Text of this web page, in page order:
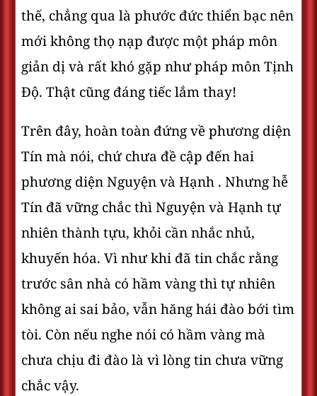
thế, chẳng qua là phước đức thiển bạc nên
mới không thọ nạp được một pháp môn
giản dị và rất khó gặp như pháp môn Tịnh
Ðộ. Thật cũng đáng tiếc lắm thay!
Trên đây, hoàn toàn đứng về phương diện
Tín mà nói, chứ chưa đề cập đến hai
phương diện Nguyện và Hạnh . Nhưng hễ
Tín đã vững chắc thì Nguyện và Hạnh tự
nhiên thành tựu, khỏi cần nhắc nhủ,
khuyến hóa. Vì như khi đã tin chắc rằng
trước sân nhà có hầm vàng thì tự nhiên
không ai sai bảo, vẫn hăng hái đào bới tìm
tòi. Còn nếu nghe nói có hầm vàng mà
chưa chịu đi đào là vì lòng tin chưa vững
chắc vậy.